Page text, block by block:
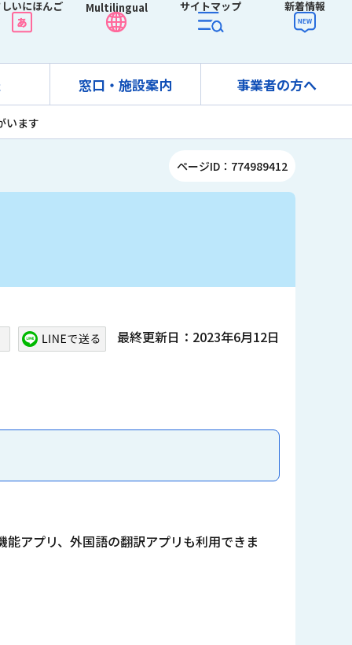
いにほんご Multilingual サイトマップ 新着情報
窓口・施設案内 事業者の方へ
います
ページID：774989412
最終更新日：2023年6月12日
アプリ、外国語の翻訳アプリも利用できま